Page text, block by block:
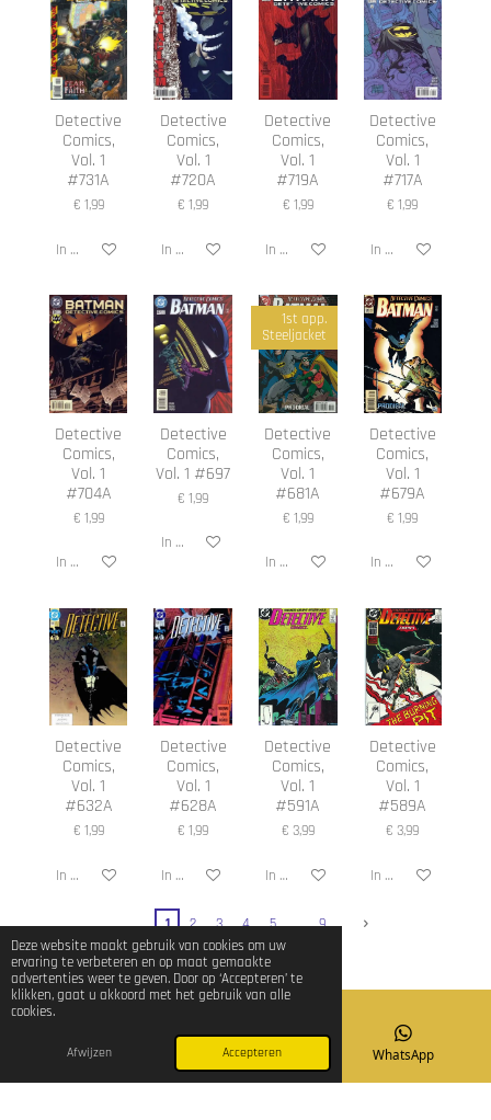
Deze website maakt gebruik van cookies om uw
ervaring te verbeteren en op maat gemaakte
advertenties weer te geven. Door op ‘Accepteren’ te
klikken, gaat u akkoord met het gebruik van alle
cookies.
Afwijzen Accepteren
Detective
Comics,
Vol. 1
#731A
€ 1,99
In winkelwagen
Detective
Comics,
Vol. 1
#720A
€ 1,99
In winkelwagen
Detective
Comics,
Vol. 1
#719A
€ 1,99
In winkelwagen
Detective
Comics,
Vol. 1
#717A
€ 1,99
In winkelwagen
Detective
Comics,
Vol. 1
#704A
€ 1,99
In winkelwagen
Detective
Comics,
Vol. 1 #697
€ 1,99
In winkelwagen
1st app.
Steeljacket
Detective
Comics,
Vol. 1
#681A
€ 1,99
In winkelwagen
Detective
Comics,
Vol. 1
#679A
€ 1,99
In winkelwagen
Detective
Comics,
Vol. 1
#632A
€ 1,99
In winkelwagen
Detective
Comics,
Vol. 1
#628A
€ 1,99
In winkelwagen
Detective
Comics,
Vol. 1
#591A
€ 3,99
In winkelwagen
Detective
Comics,
Vol. 1
#589A
€ 3,99
In winkelwagen
1 2 3 4 5 9
© 2023 - 2026 Klinkies Comics
E-mailadres TikTok WhatsApp